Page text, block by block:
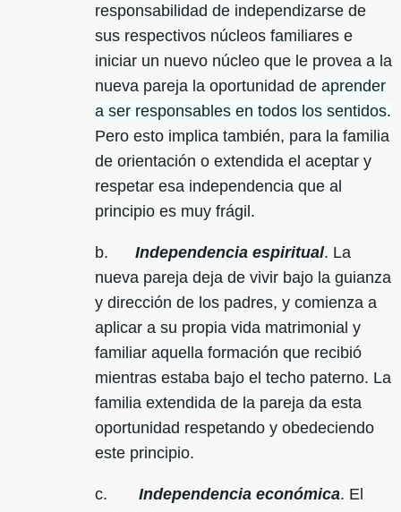
responsabilidad de independizarse de
sus respectivos núcleos familiares e
iniciar un nuevo núcleo que le provea a la
nueva pareja la oportunidad de aprender
a ser responsables en todos los sentidos.
Pero esto implica también, para la familia
de orientación o extendida el aceptar y
respetar esa independencia que al
principio es muy frágil.
b. Independencia espiritual. La
nueva pareja deja de vivir bajo la guianza
y dirección de los padres, y comienza a
aplicar a su propia vida matrimonial y
familiar aquella formación que recibió
mientras estaba bajo el techo paterno. La
familia extendida de la pareja da esta
oportunidad respetando y obedeciendo
este principio.
c. Independencia económica. El